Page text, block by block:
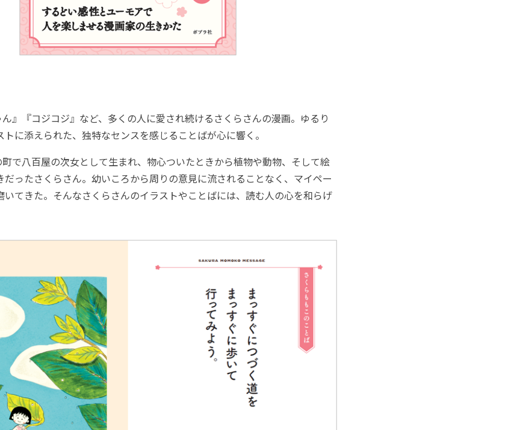
』『コジコジ』など、多くの人に愛され続けるさくらさんの漫画。ゆるり
トに添えられた、独特なセンスを感じることばが心に響く。
で八百屋の次女として生まれ、物心ついたときから植物や動物、そして絵
だったさくらさん。幼いころから周りの意見に流されることなく、マイペー
いてきた。そんなさくらさんのイラストやことばには、読む人の心を和らげ